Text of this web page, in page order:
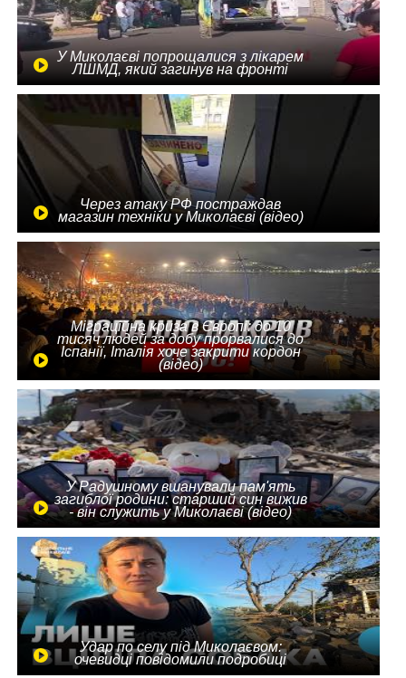
У Миколаєві попрощалися з лікарем
ЛШМД, який загинув на фронті
Через атаку РФ постраждав
магазин техніки у Миколаєві (відео)
Міграційна криза в Європі: до 10
тисяч людей за добу прорвалися до
Іспанії, Італія хоче закрити кордон
(відео)
У Радушному вшанували пам'ять
загиблої родини: старший син вижив
- він служить у Миколаєві (відео)
Удар по селу під Миколаєвом:
очевидці повідомили подробиці